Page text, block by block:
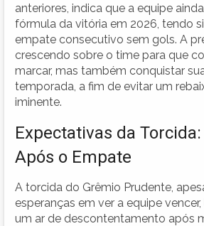
anteriores, indica que a equipe
fórmula da vitória em 2026, tendo
empate consecutivo sem gols. A
crescendo sobre o time para que
marcar, mas também conquistar
temporada, a fim de evitar um
iminente.
Expectativas da
Após o Empate
A torcida do Grêmio Prudente,
esperanças em ver a equipe
um ar de descontentamento após